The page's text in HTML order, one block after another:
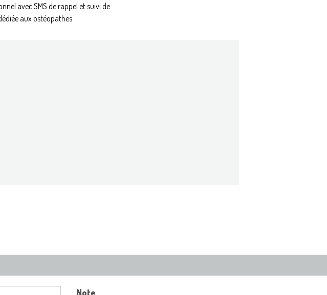
avec SMS de rappel et suivi de
aux ostéopathes
Note